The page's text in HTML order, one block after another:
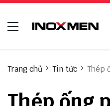
Trang chủ Tin tức Thép